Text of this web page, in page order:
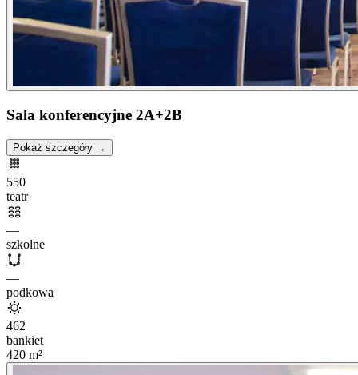
Sala konferencyjne 2A+2B
Pokaż szczegóły →
550
teatr
—
szkolne
—
podkowa
462
bankiet
420 m²